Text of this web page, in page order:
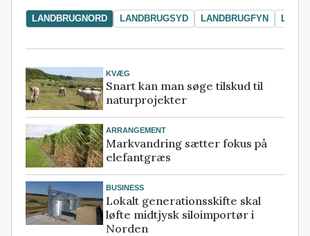
LANDBRUGNORD LANDBRUGSYD LANDBRUGFYN
KVÆG
Snart kan man søge tilskud til
naturprojekter
ARRANGEMENT
Markvandring sætter fokus på
elefantgræs
BUSINESS
Lokalt generationsskifte skal
løfte midtjysk siloimportør i
Norden